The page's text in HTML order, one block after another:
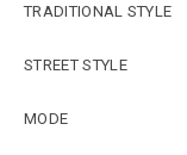
TRADITIONAL STYLE
STREET STYLE
MODE